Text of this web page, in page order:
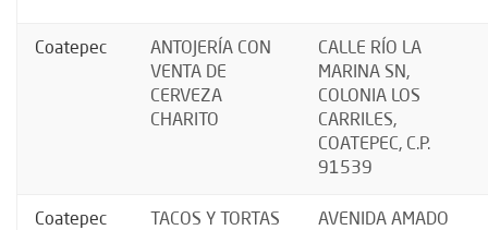
Coatepec
ANTOJERÍA CON
VENTA DE
CERVEZA
CHARITO
CALLE RÍO LA
MARINA SN,
COLONIA LOS
CARRILES,
COATEPEC, C.P.
91539
Coatepec
TACOS Y TORTAS
AVENIDA AMADO